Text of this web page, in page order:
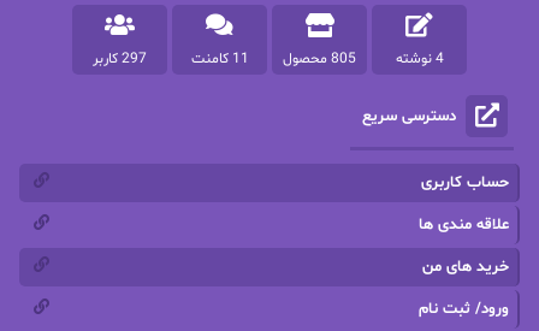
پرهام رسولی
پروانه قدیمی پروانه محمدی
پریسا شکور(طوفان خاموش)
پنلوپه وارد
تاران
ترنم.25
4 نوشته 805 محصول 11 کامنت 297 کاربر
دسترسی سریع
حساب کاربری
علاقه مندی ها
خرید های من
ورود/ ثبت نام